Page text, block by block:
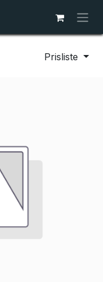
Prisliste